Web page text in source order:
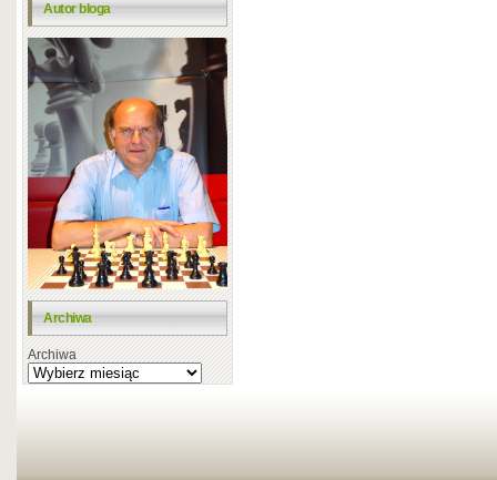
Autor bloga
Archiwa
Archiwa